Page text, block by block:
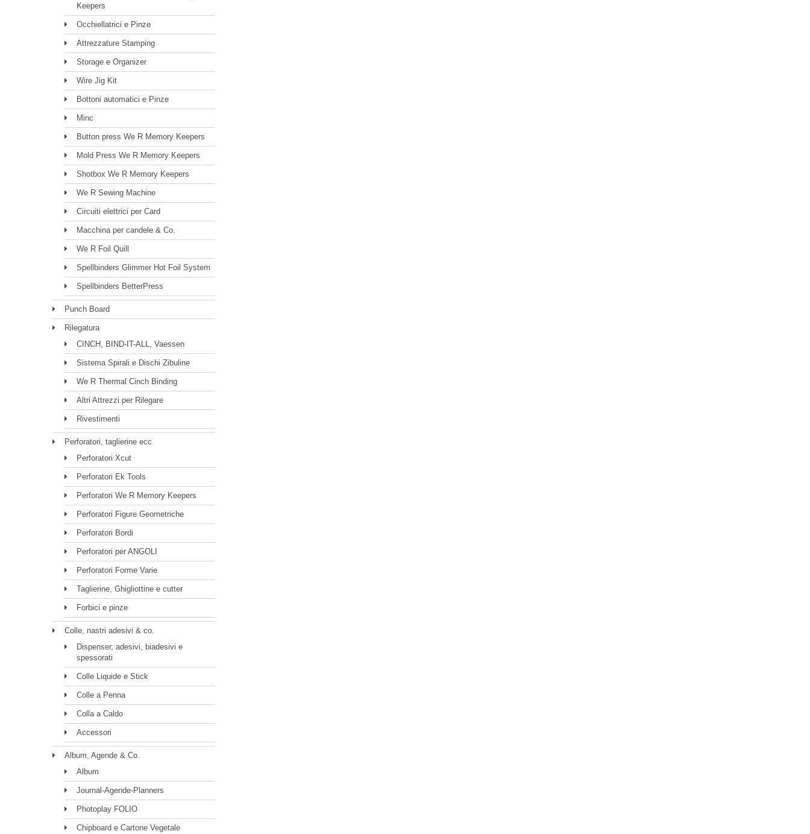
Keepers
Occhiellatrici e Pinze
Attrezzature Stamping
Storage e Organizer
Wire Jig Kit
Bottoni automatici e Pinze
Minc
Button press We R Memory Keepers
Mold Press We R Memory Keepers
Shotbox We R Memory Keepers
We R Sewing Machine
Circuiti elettrici per Card
Macchina per candele & Co.
We R Foil Quill
Spellbinders Glimmer Hot Foil System
Spellbinders BetterPress
Punch Board
Rilegatura
CINCH, BIND-IT-ALL, Vaessen
Sistema Spirali e Dischi Zibuline
We R Thermal Cinch Binding
Altri Attrezzi per Rilegare
Rivestimenti
Perforatori, taglierine ecc
Perforatori Xcut
Perforatori Ek Tools
Perforatori We R Memory Keepers
Perforatori Figure Geometriche
Perforatori Bordi
Perforatori per ANGOLI
Perforatori Forme Varie
Taglierine, Ghigliottine e cutter
Forbici e pinze
Colle, nastri adesivi & co.
Dispenser, adesivi, biadesivi e
spessorati
Colle Liquide e Stick
Colle a Penna
Colla a Caldo
Accessori
Album, Agende & Co.
Album
Journal-Agende-Planners
Photoplay FOLIO
Chipboard e Cartone Vegetale